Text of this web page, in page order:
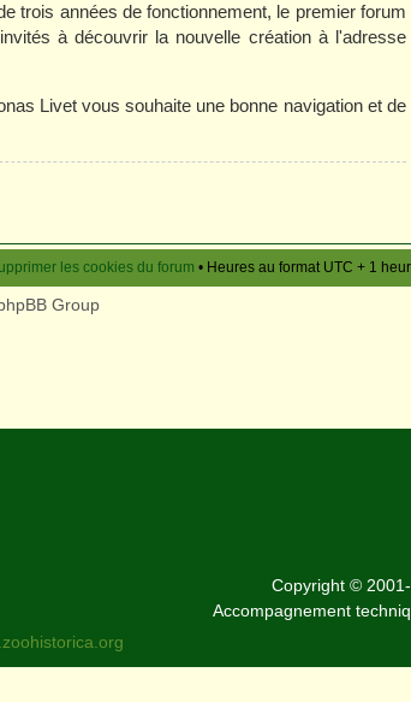
trois années de fonctionnement, le premier forum
à découvrir la nouvelle création à l'adresse
Livet vous souhaite une bonne navigation et de
les cookies du forum • Heures au format UTC + 1
Group
Copyright ©
Accompagnement